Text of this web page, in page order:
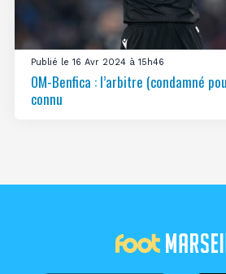
Publié le 16 Avr 2024 à 15h46
OM-Benfica : l’arbitre (condamné
connu